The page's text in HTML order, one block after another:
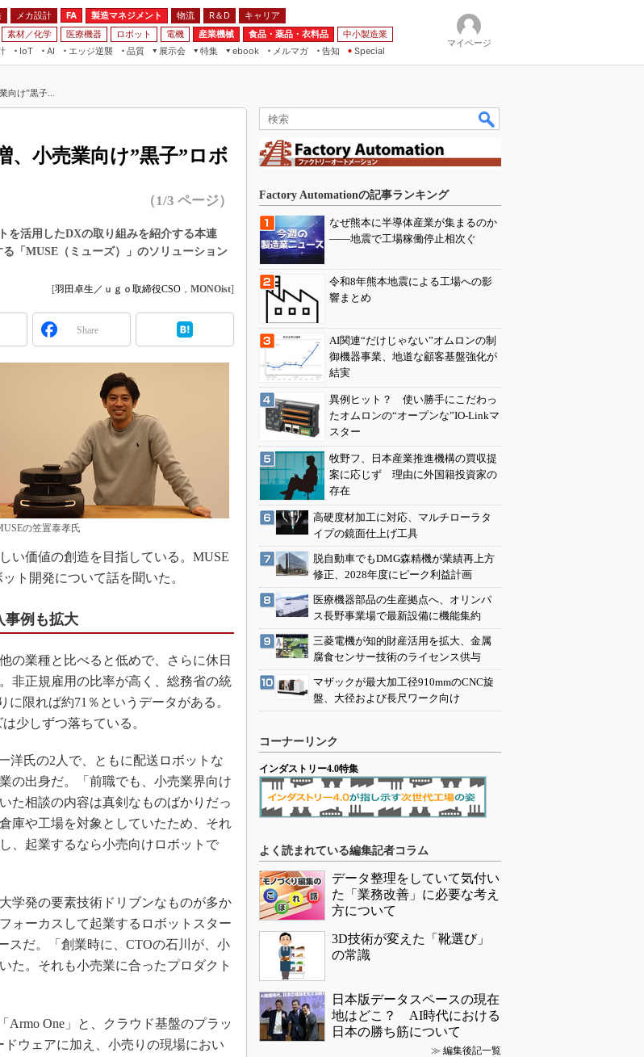
メカ設計 FA 製造マネジメント 物流 R＆D
キャリア
素材／化学 医療機器 ロボット 電機 産業機械 食品・薬品・衣料品
中小製造業
IoT
AI
エッジ逆襲 品質
展示会
FRONTIER
テク展
日本ものづくりワールド
特集
つながるクルマ
VR／AR
フィールドサービス
組み込みモデリング
車載ソフト開発
デジタルツインとCAE
インダストリー4.0
イノベーション
製造業ビッグデータ
メイドインジャパン
知財マネジメント
グローバル設計・開発
新型コロナへの対応
ebook
FA
メルマガ
告知 Special
マイページ
向け”黒子...
、小売業向け”黒子”ロボ
（1/3 ページ）
を活用したDXの取り組みを紹介する本連
「MUSE（ミューズ）」のソリューション
[羽田卓生／ｕｇｏ取締役CSO ， MONOist]
Share
の笠置泰孝氏
い価値の創造を目指している。MUSE
ト開発について話を聞いた。
事例も拡大
の業種と比べると低めで、さらに休日
非正規雇用の比率が高く、総務省の統
限れば約71％というデータがある。
少しずつ落ちている。
洋氏の2人で、ともに配送ロボットな
の出身だ。「前職でも、小売業界向け
た相談の内容は真剣なものばかりだっ
庫や工場を対象としていたため、それ
、起業するなら小売向けロボットで
学発の要素技術ドリブンなものが多か
ォーカスして起業するロボットスター
スだ。「創業時に、CTOの石川が、小
た。それも小売業に合ったプロダクト
One」と、クラウド基盤のプラッ
ドウェアに加え、小売りの現場におい
Factory Automationの記事ランキング
なぜ熊本に半導体産業が集まるのか
――地震で工場稼働停止相次ぐ
令和8年熊本地震による工場への影
響まとめ
AI関連“だけじゃない”オムロンの制
御機器事業、地道な顧客基盤強化が
結実
異例ヒット？ 使い勝手にこだわっ
たオムロンの“オープンな”IO-Linkマ
スター
牧野フ、日本産業推進機構の買収提
案に応じず 理由に外国籍投資家の
存在
高硬度材加工に対応、マルチローラタ
イプの鏡面仕上げ工具
脱自動車でもDMG森精機が業績再上方
修正、2028年度にピーク利益計画
医療機器部品の生産拠点へ、オリンパ
ス長野事業場で最新設備に機能集約
三菱電機が知的財産活用を拡大、金属
腐食センサー技術のライセンス供与
マザックが最大加工径910mmのCNC旋
盤、大径および長尺ワーク向け
コーナーリンク
インダストリー4.0特集
よく読まれている編集記者コラム
データ整理をしていて気付い
た「業務改善」に必要な考え
方について
3D技術が変えた「靴選び」
の常識
日本版データスペースの現在
地はどこ？ AI時代における
日本の勝ち筋について
≫ 編集後記一覧